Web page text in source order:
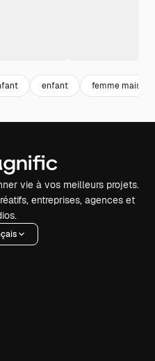
enfant femme maison
vie à vos meilleurs projets.
entreprises, agences et